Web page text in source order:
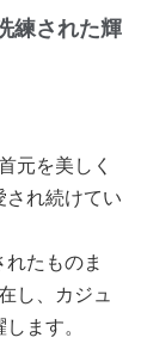
練された輝
元を美しく
れ続けてい
たものま
し、カジュ
ます。